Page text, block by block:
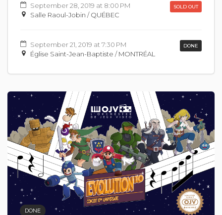
September 28, 2019 at 8:00 PM SOLD OUT
Salle Raoul-Jobin / QUÉBEC
September 21, 2019 at 7:30 PM DONE
Église Saint-Jean-Baptiste / MONTRÉAL
DONE